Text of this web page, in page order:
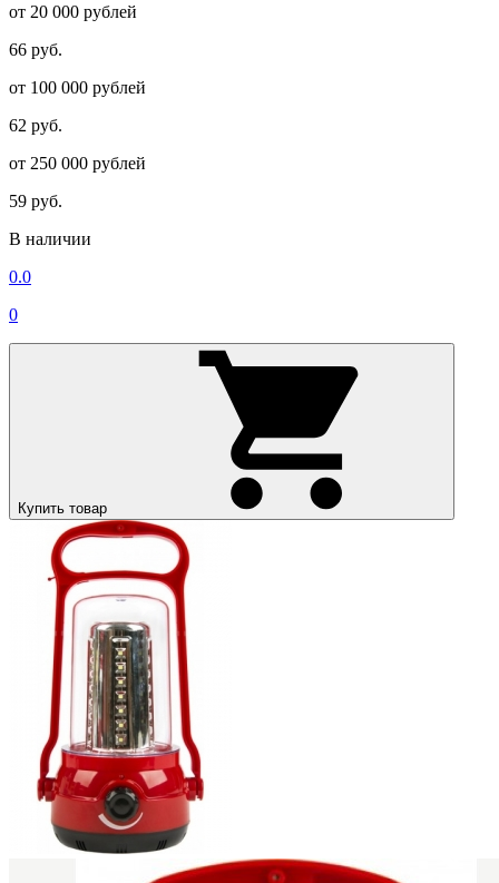
от 20 000 рублей
66 руб.
от 100 000 рублей
62 руб.
от 250 000 рублей
59 руб.
В наличии
0.0
0
Купить товар